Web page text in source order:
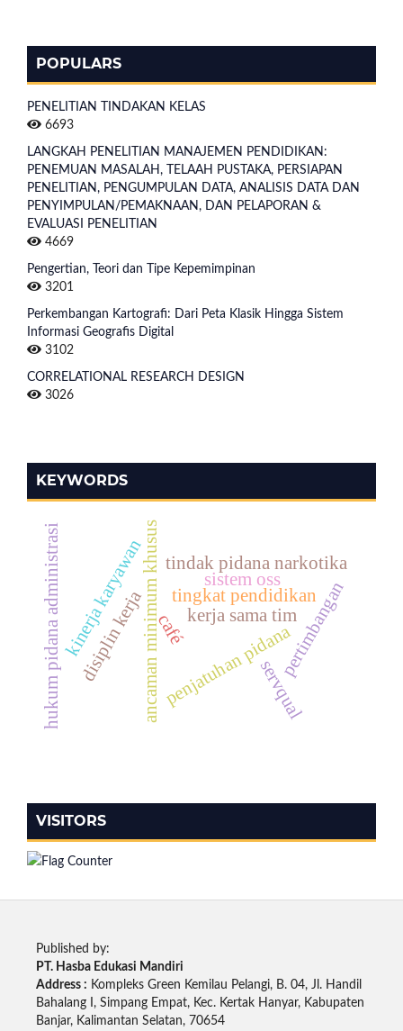
POPULARS
PENELITIAN TINDAKAN KELAS
6693
LANGKAH PENELITIAN MANAJEMEN PENDIDIKAN:
PENEMUAN MASALAH, TELAAH PUSTAKA, PERSIAPAN
PENELITIAN, PENGUMPULAN DATA, ANALISIS DATA DAN
PENYIMPULAN/PEMAKNAAN, DAN PELAPORAN &
EVALUASI PENELITIAN
4669
Pengertian, Teori dan Tipe Kepemimpinan
3201
Perkembangan Kartografi: Dari Peta Klasik Hingga Sistem
Informasi Geografis Digital
3102
CORRELATIONAL RESEARCH DESIGN
3026
KEYWORDS
penjatuhan pidana
ancaman minimum khusus tindak pidana narkotika
pertimbangan
disiplin kerja
kinerja karyawan sistem oss
hukum pidana administrasi tingkat pendidikan
kerja sama tim
servqual
café
VISITORS
Published by:
PT. Hasba Edukasi Mandiri
Address : Kompleks Green Kemilau Pelangi, B. 04, Jl. Handil
Bahalang I, Simpang Empat, Kec. Kertak Hanyar, Kabupaten
Banjar, Kalimantan Selatan, 70654